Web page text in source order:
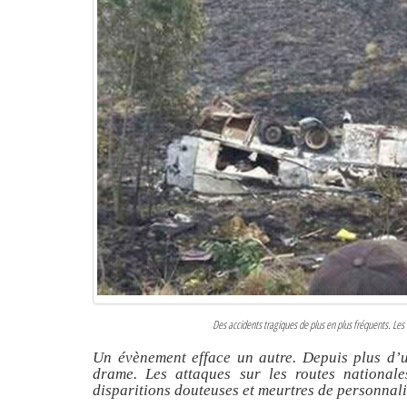
Des accidents tragiques de plus en plus fréquents.
Un évènement efface un autre. Depuis plus
drame. Les attaques sur les routes
disparitions douteuses et meurtres de